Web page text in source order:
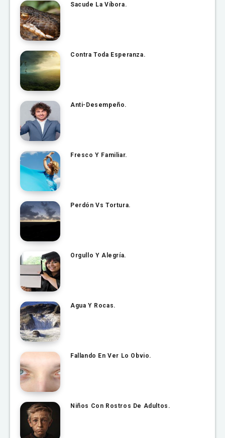
Sacude La Víbora.
Contra Toda Esperanza.
Anti-Desempeño.
Fresco Y Familiar.
Perdón Vs Tortura.
Orgullo Y Alegría.
Agua Y Rocas.
Fallando En Ver Lo Obvio.
Niños Con Rostros De Adultos.